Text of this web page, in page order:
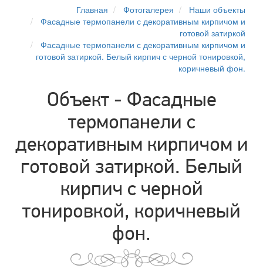
Главная
Фотогалерея
Наши объекты
Фасадные термопанели с декоративным кирпичом и
готовой затиркой
Фасадные термопанели с декоративным кирпичом и
готовой затиркой. Белый кирпич с черной тонировкой,
коричневый фон.
Объект - Фасадные
термопанели с
декоративным кирпичом и
готовой затиркой. Белый
кирпич с черной
тонировкой, коричневый
фон.